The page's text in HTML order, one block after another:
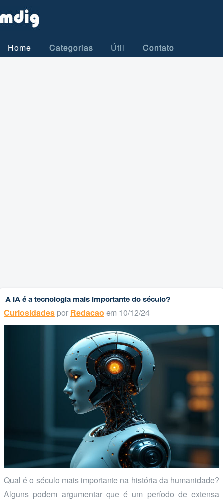
Home Categorias Útil Contato
A IA é a tecnologia mais importante do século?
Curiosidades por Redacao em 10/12/24
Qual é o século mais importante na história da humanidade?
Alguns podem argumentar que é um período de extensa